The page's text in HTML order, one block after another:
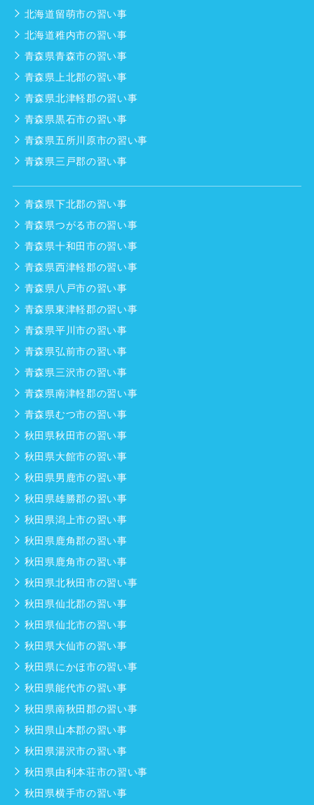
北海道留萌市の習い事
北海道稚内市の習い事
青森県青森市の習い事
青森県上北郡の習い事
青森県北津軽郡の習い事
青森県黒石市の習い事
青森県五所川原市の習い事
青森県三戸郡の習い事
青森県下北郡の習い事
青森県つがる市の習い事
青森県十和田市の習い事
青森県西津軽郡の習い事
青森県八戸市の習い事
青森県東津軽郡の習い事
青森県平川市の習い事
青森県弘前市の習い事
青森県三沢市の習い事
青森県南津軽郡の習い事
青森県むつ市の習い事
秋田県秋田市の習い事
秋田県大館市の習い事
秋田県男鹿市の習い事
秋田県雄勝郡の習い事
秋田県潟上市の習い事
秋田県鹿角郡の習い事
秋田県鹿角市の習い事
秋田県北秋田市の習い事
秋田県仙北郡の習い事
秋田県仙北市の習い事
秋田県大仙市の習い事
秋田県にかほ市の習い事
秋田県能代市の習い事
秋田県南秋田郡の習い事
秋田県山本郡の習い事
秋田県湯沢市の習い事
秋田県由利本荘市の習い事
秋田県横手市の習い事